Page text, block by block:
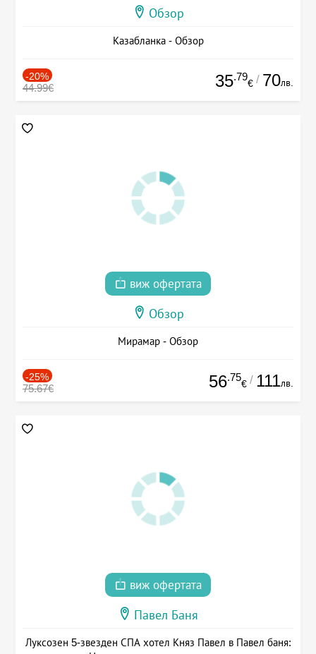
Обзор
Казабланка - Обзор
-20%
44.99€ 35.79
€ / 70лв.
виж офертата
Обзор
Мирамар - Обзор
-25%
75.67€ 56.75
€ / 111лв.
виж офертата
Павел Баня
Луксозен 5-звезден СПА хотел Княз Павел в Павел баня: